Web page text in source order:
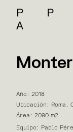
Año: 2018
Ubicación: Roma,
Área: 2090 m2
Equipo: Pablo